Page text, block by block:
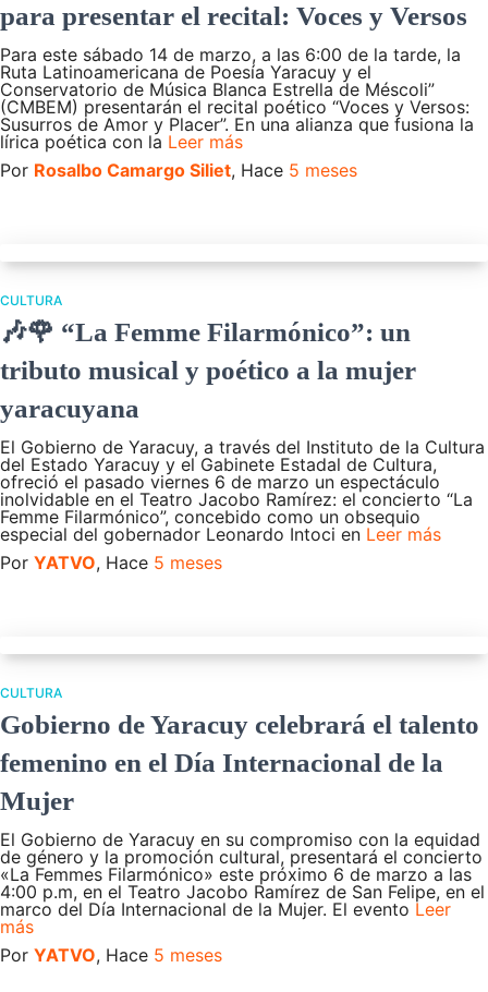
para presentar el recital: Voces y Versos
Para este sábado 14 de marzo, a las 6:00 de la tarde, la
Ruta Latinoamericana de Poesía Yaracuy y el
Conservatorio de Música Blanca Estrella de Méscoli”
(CMBEM) presentarán el recital poético “Voces y Versos:
Susurros de Amor y Placer”. En una alianza que fusiona la
lírica poética con la Leer más
Por Rosalbo Camargo Siliet, Hace 5 meses
CULTURA
🎶🌹 “La Femme Filarmónico”: un
tributo musical y poético a la mujer
yaracuyana
El Gobierno de Yaracuy, a través del Instituto de la Cultura
del Estado Yaracuy y el Gabinete Estadal de Cultura,
ofreció el pasado viernes 6 de marzo un espectáculo
inolvidable en el Teatro Jacobo Ramírez: el concierto “La
Femme Filarmónico”, concebido como un obsequio
especial del gobernador Leonardo Intoci en Leer más
Por YATVO, Hace 5 meses
CULTURA
Gobierno de Yaracuy celebrará el talento
femenino en el Día Internacional de la
Mujer
El Gobierno de Yaracuy en su compromiso con la equidad
de género y la promoción cultural, presentará el concierto
«La Femmes Filarmónico» este próximo 6 de marzo a las
4:00 p.m, en el Teatro Jacobo Ramírez de San Felipe, en el
marco del Día Internacional de la Mujer. El evento Leer
más
Por YATVO, Hace 5 meses